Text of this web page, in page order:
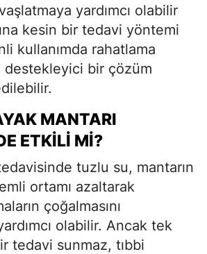
yardımcı olabilir
kesin bir tedavi yöntemi
kullanımda rahatlama
destekleyici bir çözüm
MANTARI
ETKILI MI?
tuzlu su, mantarın
ortamı azaltarak
çoğalmasını
olabilir. Ancak tek
tedavi sunmaz, tıbbi